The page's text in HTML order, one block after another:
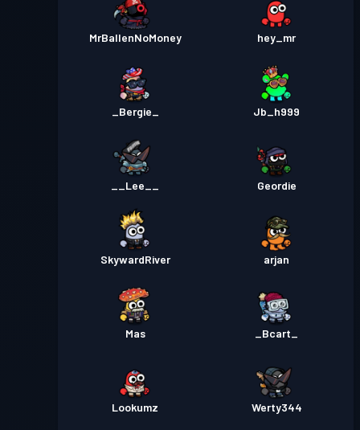
MrBallenNoMoney hey_mr
_Bergie_ Jb_h999
__Lee__ Geordie
SkywardRiver arjan
Mas _Bcart_
Lookumz Werty344